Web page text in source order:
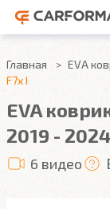
Главная EVA
F7x I
EVA
2019 -
6 видео